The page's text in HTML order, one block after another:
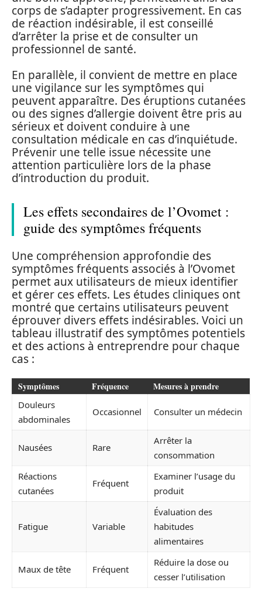
corps de s’adapter progressivement. En cas
de réaction indésirable, il est conseillé
d’arrêter la prise et de consulter un
professionnel de santé.
En parallèle, il convient de mettre en place
une vigilance sur les symptômes qui
peuvent apparaître. Des éruptions cutanées
ou des signes d’allergie doivent être pris au
sérieux et doivent conduire à une
consultation médicale en cas d’inquiétude.
Prévenir une telle issue nécessite une
attention particulière lors de la phase
d’introduction du produit.
Les effets secondaires de l’Ovomet :
guide des symptômes fréquents
Une compréhension approfondie des
symptômes fréquents associés à l’Ovomet
permet aux utilisateurs de mieux identifier
et gérer ces effets. Les études cliniques ont
montré que certains utilisateurs peuvent
éprouver divers effets indésirables. Voici un
tableau illustratif des symptômes potentiels
et des actions à entreprendre pour chaque
cas :
Symptômes Fréquence Mesures à prendre
Douleurs
abdominales
Occasionnel Consulter un médecin
Nausées Rare
Arrêter la
consommation
Réactions
cutanées
Fréquent
Examiner l’usage du
produit
Fatigue Variable
Évaluation des
habitudes
alimentaires
Maux de tête Fréquent
Réduire la dose ou
cesser l’utilisation